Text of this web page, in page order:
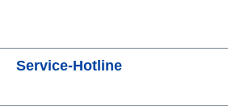
Service-Hotline